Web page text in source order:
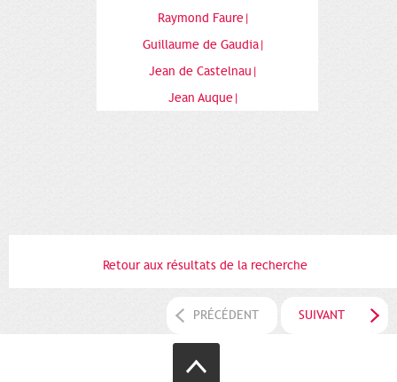
Raymond Faure|
Guillaume de Gaudia|
Jean de Castelnau|
Jean Auque|
Retour aux résultats de la recherche
PRÉCÉDENT SUIVANT